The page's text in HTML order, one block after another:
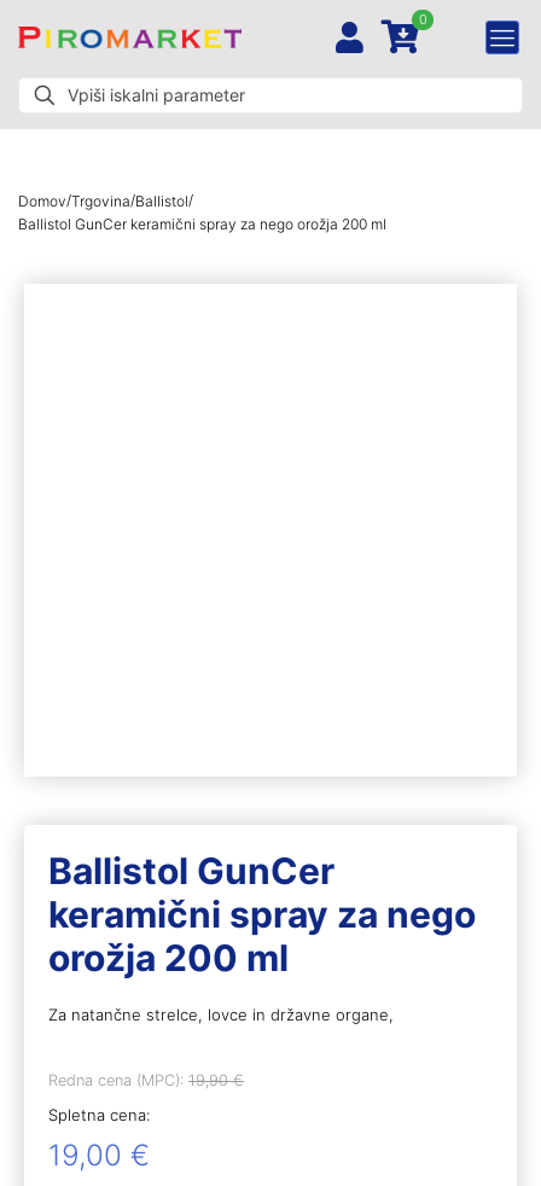
0
Domov/Trgovina/Ballistol/
Ballistol GunCer keramični spray za nego orožja 200 ml
Ballistol GunCer
keramični spray za nego
orožja 200 ml
Za natančne strelce, lovce in državne organe,
Redna cena (MPC): 19,90€
Spletna cena:
19,00 €